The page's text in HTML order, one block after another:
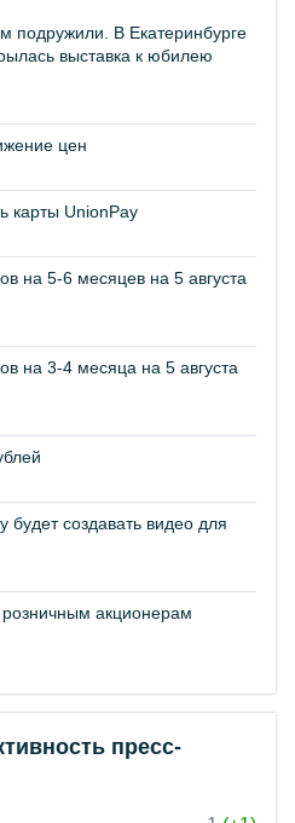
подружили. В Екатеринбурге
выставка к юбилею
цен
карты UnionPay
на 5-6 месяцев на 5 августа
на 3-4 месяца на 5 августа
будет создавать видео для
акционерам
пресс-